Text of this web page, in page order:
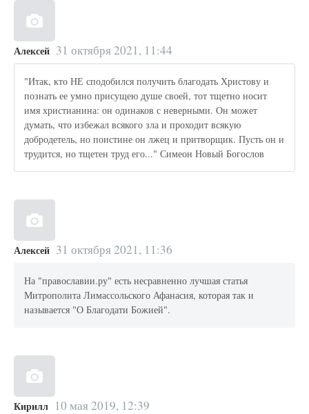
Алексей 31 октября 2021, 11:44
"Итак, кто НЕ сподобился получить благодать Христову и
познать ее умно присущею душе своей, тот тщетно носит
имя христианина: он одинаков с неверными. Он может
думать, что избежал всякого зла и проходит всякую
добродетель, но поистине он лжец и притворщик. Пусть он и
трудится, но тщетен труд его..." Симеон Новый Богослов
Алексей 31 октября 2021, 11:36
На "православии.ру" есть несравненно лучшая статья
Митрополита Лимассольского Афанасия, которая так и
называется "О Благодати Божией".
Кирилл 10 мая 2019, 12:39